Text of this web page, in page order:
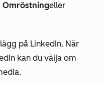
Omröstningeller
på LinkedIn. När
kan du välja om